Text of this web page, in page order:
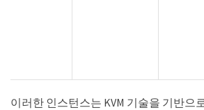
이러한 인스턴스는 KVM 기술을 기반으